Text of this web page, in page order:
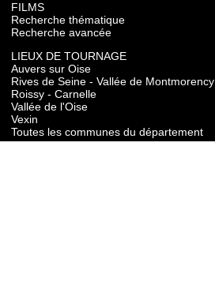
FILMS
Recherche thématique
Recherche avancée
LIEUX DE TOURNAGE
Auvers sur Oise
Rives de Seine - Vallée de Montmorency
Roissy - Carnelle
Vallée de l'Oise
Vexin
Toutes les communes du département